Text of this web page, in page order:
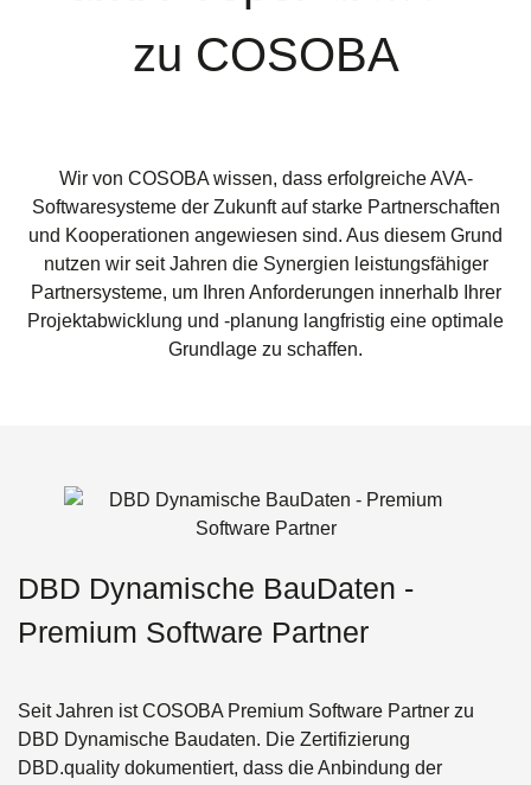
zu COSOBA
Wir von COSOBA wissen, dass erfolgreiche AVA-
Softwaresysteme der Zukunft auf starke Partnerschaften
und Kooperationen angewiesen sind. Aus diesem Grund
nutzen wir seit Jahren die Synergien leistungsfähiger
Partnersysteme, um Ihren Anforderungen innerhalb Ihrer
Projektabwicklung und -planung langfristig eine optimale
Grundlage zu schaffen.
DBD Dynamische BauDaten -
Premium Software Partner
Seit Jahren ist COSOBA Premium Software Partner zu
DBD Dynamische Baudaten. Die Zertifizierung
DBD.quality dokumentiert, dass die Anbindung der